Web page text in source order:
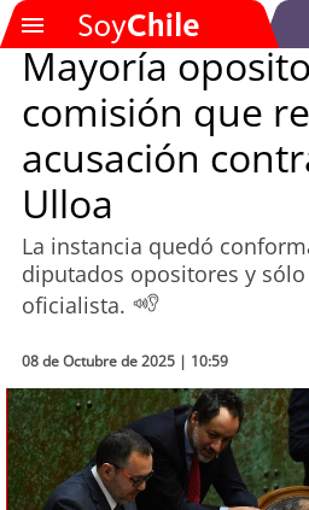
Podcast
Actualidad
Entretención
Deportes
Tecnología
Mayoría
comisión que
acusación
Ulloa
La instancia quedó
diputados opositores y
oficialista.
08 de Octubre de 2025 | 10:59